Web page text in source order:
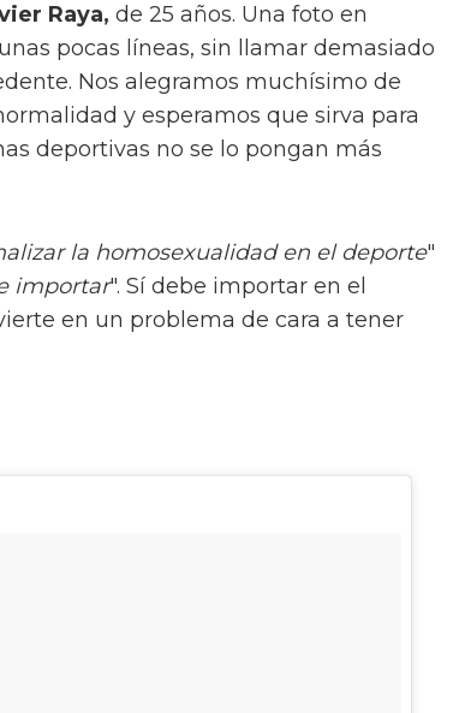
Raya, de 25 años. Una foto en
pocas líneas, sin llamar demasiado
Nos alegramos muchísimo de
y esperamos que sirva para
deportivas no se lo pongan más
la homosexualidad en el deporte"
importar". Sí debe importar en el
en un problema de cara a tener